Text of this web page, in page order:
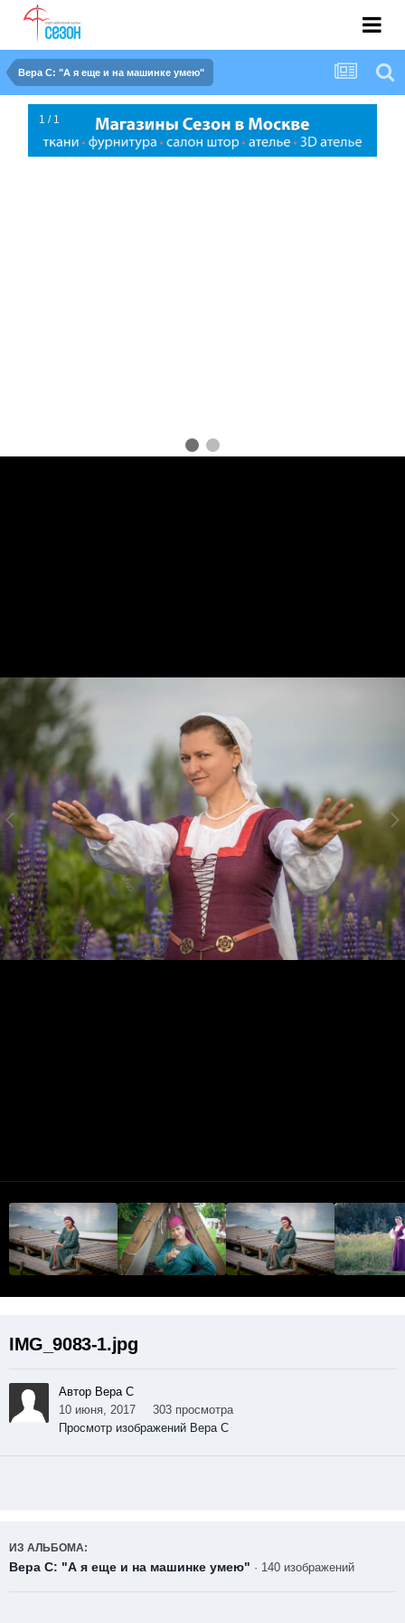
Вера С: "А я еще и на машинке умею"
1 / 1
IMG_9083-1.jpg
Автор Вера С
10 июня, 2017
303 просмотра
Просмотр изображений Вера С
ИЗ АЛЬБОМА:
Вера С: "А я еще и на машинке умею" · 140 изображений